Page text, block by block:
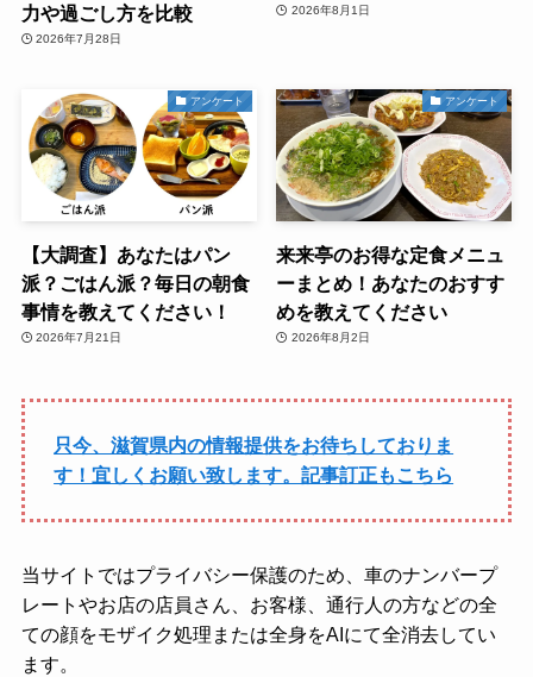
力や過ごし方を比較
2026年7月28日
2026年8月1日
アンケート
【大調査】あなたはパン
派？ごはん派？毎日の朝食
事情を教えてください！
2026年7月21日
アンケート
来来亭のお得な定食メニュ
ーまとめ！あなたのおすす
めを教えてください
2026年8月2日
只今、滋賀県内の情報提供をお待ちしておりま
す！宜しくお願い致します。記事訂正もこちら
当サイトではプライバシー保護のため、車のナンバープ
レートやお店の店員さん、お客様、通行人の方などの全
ての顔をモザイク処理または全身をAIにて全消去してい
ます。